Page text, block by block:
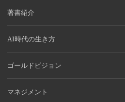
著書紹介
AI時代の生き方
ゴールドビジョン
マネジメント